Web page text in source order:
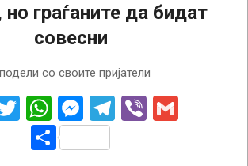
но граѓаните да бидат
совесни
со своите пријатели
Twitter
WhatsApp
Messenger
Telegram
Viber
Share